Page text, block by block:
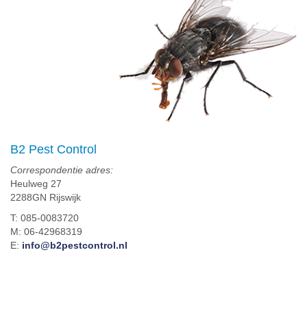
B2 Pest Control
Correspondentie adres:
Heulweg 27
2288GN Rijswijk
T: 085-0083720
M: 06-42968319
E: info@b2pestcontrol.nl